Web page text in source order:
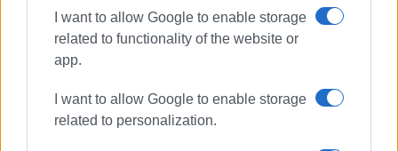
I want to allow Google to enable storage
related to functionality of the website or
app.
I want to allow Google to enable storage
related to personalization.
Κέρκυρα. Παρασκευάζονται και προσφέρονται
παραδοσιακά από όλες τις συλλογικότητες σε κάθε
γωνιά του νησιού ή πωλούνται σε καταστήματα και
ολονύχτια λειτουργία την παραμονή στην εκκλησία του
Αγ. Σπυρίδωνα (βεγιόνι), καθώς οι πιστοί κατανάλωναν